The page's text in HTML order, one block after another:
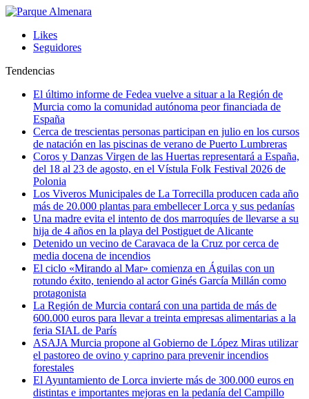
Likes
Seguidores
Tendencias
El último informe de Fedea vuelve a situar a la Región de
Murcia como la comunidad autónoma peor financiada de
España
Cerca de trescientas personas participan en julio en los cursos
de natación en las piscinas de verano de Puerto Lumbreras
Coros y Danzas Virgen de las Huertas representará a España,
del 18 al 23 de agosto, en el Vístula Folk Festival 2026 de
Polonia
Los Viveros Municipales de La Torrecilla producen cada año
más de 20.000 plantas para embellecer Lorca y sus pedanías
Una madre evita el intento de dos marroquíes de llevarse a su
hija de 4 años en la playa del Postiguet de Alicante
Detenido un vecino de Caravaca de la Cruz por cerca de
media docena de incendios
El ciclo «Mirando al Mar» comienza en Águilas con un
rotundo éxito, teniendo al actor Ginés García Millán como
protagonista
La Región de Murcia contará con una partida de más de
600.000 euros para llevar a treinta empresas alimentarias a la
feria SIAL de París
ASAJA Murcia propone al Gobierno de López Miras utilizar
el pastoreo de ovino y caprino para prevenir incendios
forestales
El Ayuntamiento de Lorca invierte más de 300.000 euros en
distintas e importantes mejoras en la pedanía del Campillo